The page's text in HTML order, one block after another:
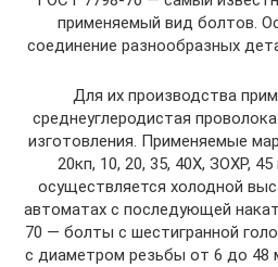
применяемый вид болтов.
соединение разнообразных
Для их производства
среднеуглеродистая
изготовления. Применяемые
20кп, 10, 20, 35, 40Х, ЗОХР,
осуществляется холодной
автоматах с последующей
70 — болты с шестигранной
с диаметром резьбы от 6 до 48